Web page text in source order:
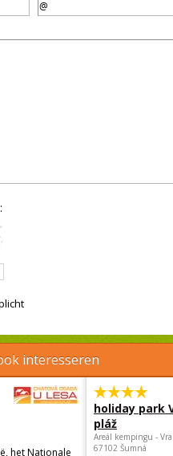
interesseren
het Nationale
holiday park
pláž
Areál kempingu -
67102 Šumná